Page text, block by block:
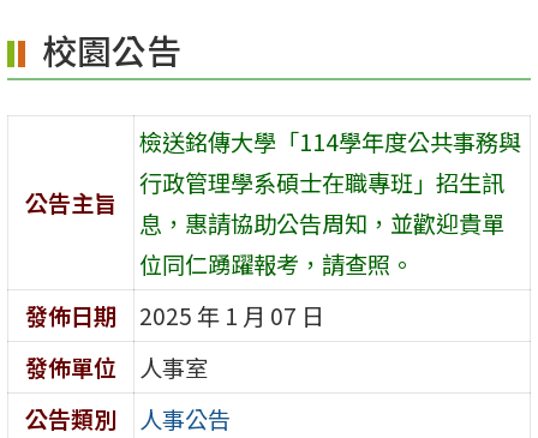
校園公告
公告主旨
檢送銘傳大學「114學年度公共事務與
行政管理學系碩士在職專班」招生訊
息，惠請協助公告周知，並歡迎貴單
位同仁踴躍報考，請查照。
發佈日期
2025 年 1 月 07 日
發佈單位
人事室
公告類別
人事公告